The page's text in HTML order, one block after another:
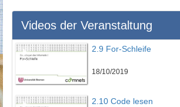
Videos der Veranstaltung
2.9 For-Schleife
18/10/2019
2.10 Code lesen